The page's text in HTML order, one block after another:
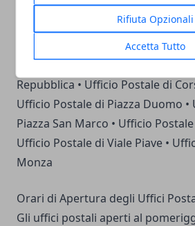
Rifiuta Opzionali
Accetta Tutto
aperti al pomeriggio a Milano: •
Piazza San Babila • Ufficio
Aires • Ufficio Postale di Corso
Postale di Via Torino • Ufficio
Repubblica • Ufficio Postale di
Ufficio Postale di Piazza Duomo
Piazza San Marco • Ufficio
Ufficio Postale di Viale Piave •
Monza
Orari di Apertura degli Uffici
Gli uffici postali aperti al